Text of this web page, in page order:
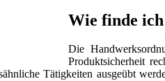
Wie finde
Die
Produktsicherheit
Tätigkeiten ausgeübt